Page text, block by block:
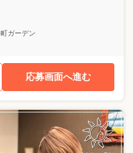
ガーデン
応募画面へ進む